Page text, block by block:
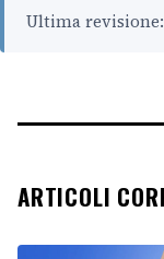
Ultima revisione:
ARTICOLI